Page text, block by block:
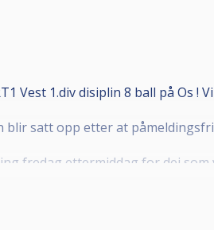
Vest 1.div disiplin 8 ball på Os
blir satt opp etter at
fredag ettermiddag for dei som